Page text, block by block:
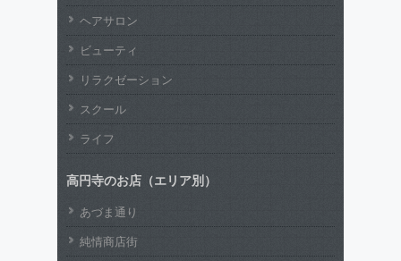
ヘアサロン
ビューティ
リラクゼーション
スクール
ライフ
高円寺のお店（エリア別）
あづま通り
純情商店街